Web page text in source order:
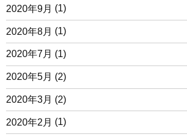
2020年9月 (1)
2020年8月 (1)
2020年7月 (1)
2020年5月 (2)
2020年3月 (2)
2020年2月 (1)